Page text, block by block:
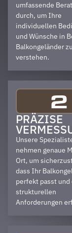
umfassende
durch, um Ihre
individuellen
und Wünsche in
Balkongeländer zu
verstehen.
2
PRÄZISE
Unsere
nehmen genaue
Ort, um
dass Ihr
perfekt passt und
strukturellen
Anforderungen